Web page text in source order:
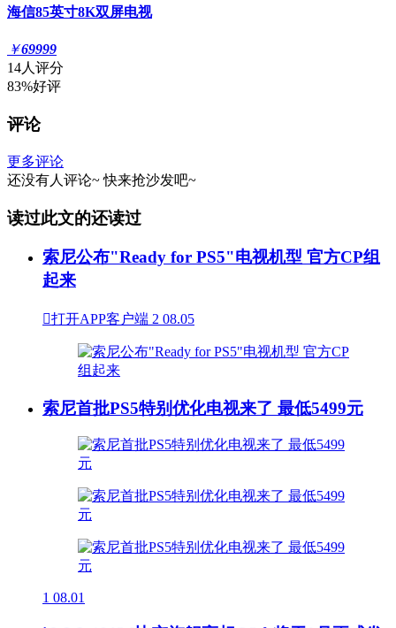
海信85英寸8K双屏电视
￥69999
14人评分
83%好评
评论
更多评论
还没有人评论~ 快来抢沙发吧~
读过此文的还读过
索尼公布"Ready for PS5"电视机型 官方CP组
起来
打开APP客户端 2 08.05
索尼首批PS5特别优化电视来了 最低5499元
1 08.01